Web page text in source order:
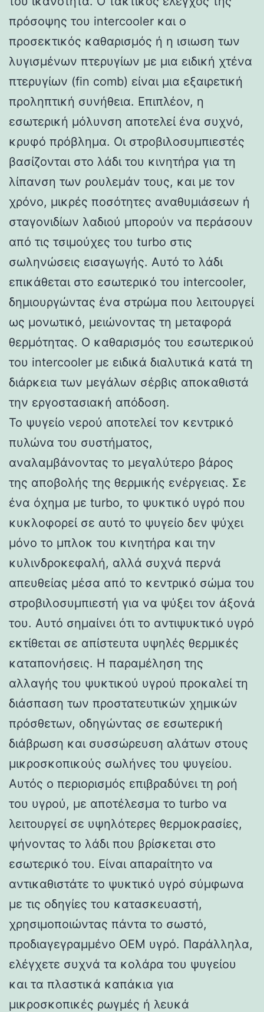
πρόσοψης του intercooler και ο
προσεκτικός καθαρισμός ή η ισιωση των
λυγισμένων πτερυγίων με μια ειδική χτένα
πτερυγίων (fin comb) είναι μια εξαιρετική
προληπτική συνήθεια. Επιπλέον, η
εσωτερική μόλυνση αποτελεί ένα συχνό,
κρυφό πρόβλημα. Οι στροβιλοσυμπιεστές
βασίζονται στο λάδι του κινητήρα για τη
λίπανση των ρουλεμάν τους, και με τον
χρόνο, μικρές ποσότητες αναθυμιάσεων ή
σταγονιδίων λαδιού μπορούν να περάσουν
από τις τσιμούχες του turbo στις
σωληνώσεις εισαγωγής. Αυτό το λάδι
επικάθεται στο εσωτερικό του intercooler,
δημιουργώντας ένα στρώμα που λειτουργεί
ως μονωτικό, μειώνοντας τη μεταφορά
θερμότητας. Ο καθαρισμός του εσωτερικού
του intercooler με ειδικά διαλυτικά κατά τη
διάρκεια των μεγάλων σέρβις αποκαθιστά
την εργοστασιακή απόδοση.
Το ψυγείο νερού αποτελεί τον κεντρικό
πυλώνα του συστήματος,
αναλαμβάνοντας το μεγαλύτερο βάρος
της αποβολής της θερμικής ενέργειας. Σε
ένα όχημα με turbo, το ψυκτικό υγρό που
κυκλοφορεί σε αυτό το ψυγείο δεν ψύχει
μόνο το μπλοκ του κινητήρα και την
κυλινδροκεφαλή, αλλά συχνά περνά
απευθείας μέσα από το κεντρικό σώμα του
στροβιλοσυμπιεστή για να ψύξει τον άξονά
του. Αυτό σημαίνει ότι το αντιψυκτικό υγρό
εκτίθεται σε απίστευτα υψηλές θερμικές
καταπονήσεις. Η παραμέληση της
αλλαγής του ψυκτικού υγρού προκαλεί τη
διάσπαση των προστατευτικών χημικών
πρόσθετων, οδηγώντας σε εσωτερική
διάβρωση και συσσώρευση αλάτων στους
μικροσκοπικούς σωλήνες του ψυγείου.
Αυτός ο περιορισμός επιβραδύνει τη ροή
του υγρού, με αποτέλεσμα το turbo να
λειτουργεί σε υψηλότερες θερμοκρασίες,
ψήνοντας το λάδι που βρίσκεται στο
εσωτερικό του. Είναι απαραίτητο να
αντικαθιστάτε το ψυκτικό υγρό σύμφωνα
με τις οδηγίες του κατασκευαστή,
χρησιμοποιώντας πάντα το σωστό,
προδιαγεγραμμένο OEM υγρό. Παράλληλα,
ελέγχετε συχνά τα κολάρα του ψυγείου
και τα πλαστικά καπάκια για
μικροσκοπικές ρωγμές ή λευκά